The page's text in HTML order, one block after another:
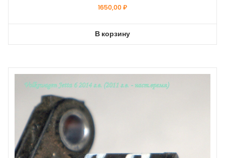
1650,00₽
В корзину